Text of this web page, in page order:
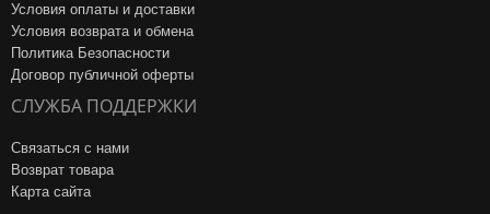
Условия оплаты и доставки
Условия возврата и обмена
Политика Безопасности
Договор публичной оферты
СЛУЖБА ПОДДЕРЖКИ
Связаться с нами
Возврат товара
Карта сайта